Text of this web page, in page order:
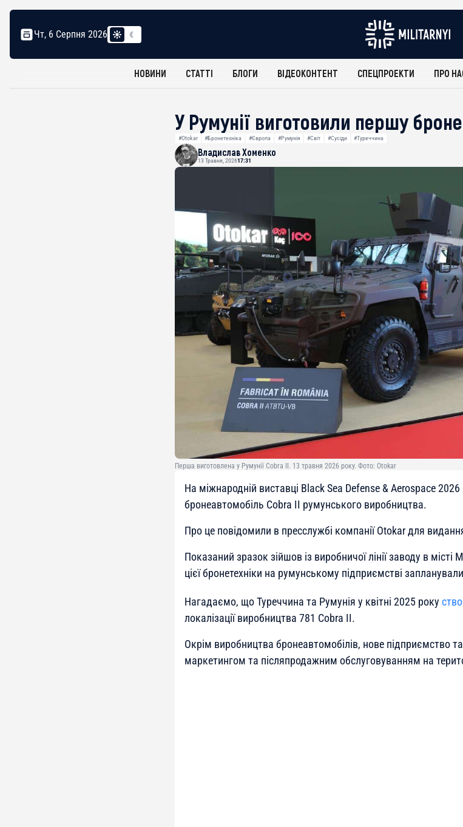
Чт, 6 Серпня 2026
НОВИНИ СТАТТІ БЛОГИ ВІДЕОКОНТЕНТ СПЕЦПРОЕКТИ ПРО
У Румунії виготовили першу
#Otokar #Бронетехніка #Європа #Румунія #Світ #Сусіди #Туреччина
Владислав Хоменко
13 Травня, 202617:31
Перша виготовлена у Румунії Cobra II. 13 травня 2026 року. Фото: Otokar
На міжнародній виставці Black Sea Defense & Aerospace
бронеавтомобіль Cobra II румунського виробництва.
Про це повідомили в пресслужбі компанії Otokar для
Показаний зразок зійшов із виробничої лінії заводу в
цієї бронетехніки на румунському підприємстві
Нагадаємо, що Туреччина та Румунія у квітні 2025 року
локалізації виробництва 781 Cobra II.
Окрім виробництва бронеавтомобілів, нове підприємство
маркетингом та післяпродажним обслуговуванням на